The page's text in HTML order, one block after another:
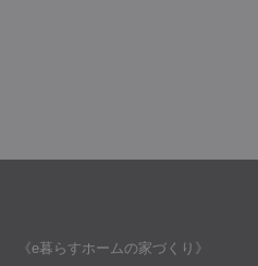
《e暮らすホームの家づくり》